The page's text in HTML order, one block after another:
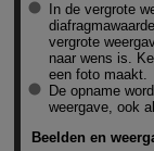
In de vergrote
vergrote
naar wens is.
een foto maakt.
De opname
weergave, ook
Beelden en